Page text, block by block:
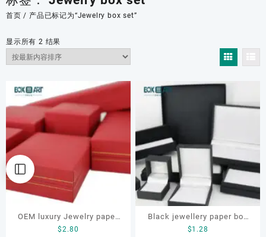
首页 / 产品已标记为“Jewelry box set”
显示所有 2 结果
最
新
容
排
序
OEM luxury Jewelry paper
box set
$2.80
Black jewellery paper box
set, custom jewelry box set,
$1.28